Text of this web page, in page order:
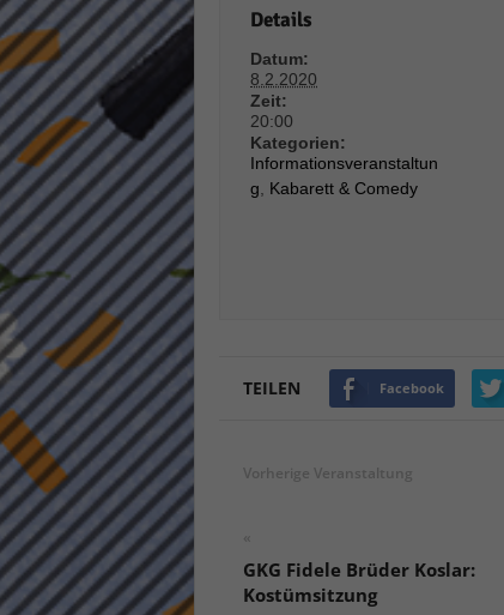
Details
Datum:
8.2.2020
Zeit:
20:00
Kategorien:
Informationsveranstaltun
g
Kabarett & Comedy
TEILEN Facebook
Vorherige Veranstaltung
«
GKG Fidele Brüder Koslar:
Kostümsitzung